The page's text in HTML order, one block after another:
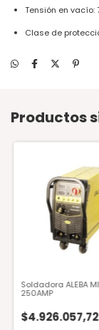
Tensión en vacío:
Clase de
Productos
Soldadora ALEBA
250AMP
$4.926.057,72